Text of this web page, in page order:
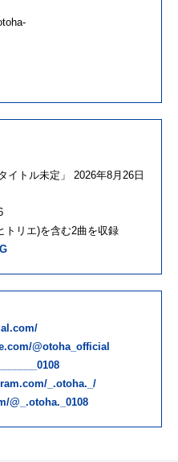
トル未定」 2026年8月26日
リエ)を含む2曲を収録
@otoha_official
_.otoha._/
@_.otoha._0108